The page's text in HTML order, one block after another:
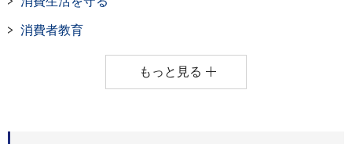
消費者教育
もっと見る